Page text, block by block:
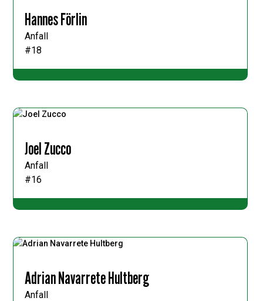
Hannes Förlin
Anfall
#18
Joel Zucco
Anfall
#16
Adrian Navarrete Hultberg
Anfall